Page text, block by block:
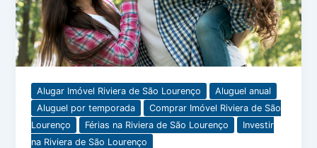
Alugar Imóvel Riviera de São Lourenço
Aluguel anual
Aluguel por temporada
Comprar Imóvel Riviera de São
Lourenço
Férias na Riviera de São Lourenço
Investir
na Riviera de São Lourenço